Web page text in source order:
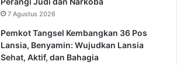
7 Agustus 2026
Pemkot Tangsel Kembangkan 36 Pos
Lansia, Benyamin: Wujudkan Lansia
Sehat, Aktif, dan Bahagia